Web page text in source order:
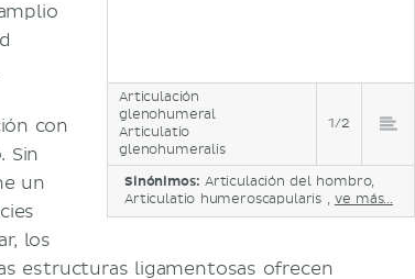
Articulación
glenohumeral
Articulatio
glenohumeralis
1/2
Sinónimos: Articulación del hombro,
Articulatio humeroscapularis , ve más...
con
Sin
un
los
estructuras ligamentosas ofrecen